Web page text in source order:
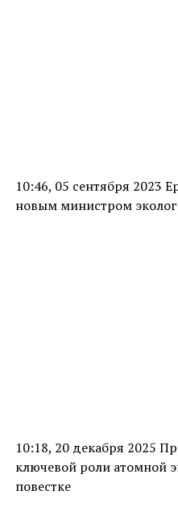
10:46, 05 сентября 2023
новым министром
10:18, 20 декабря 2025
ключевой роли атомной
повестке